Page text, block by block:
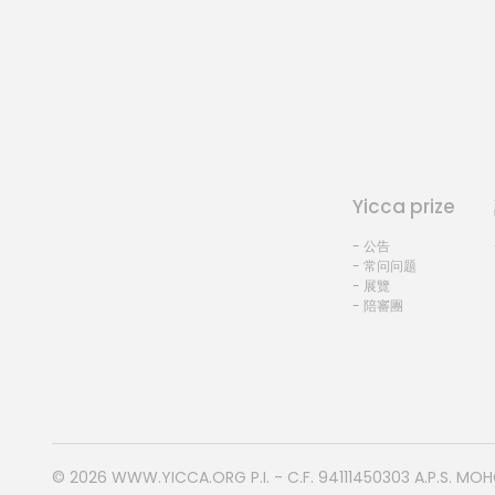
Yicca prize
- 公告
- 常问问题
- 展覽
- 陪審團
© 2026 WWW.YICCA.ORG P.I. - C.F. 94111450303 A.P.S.